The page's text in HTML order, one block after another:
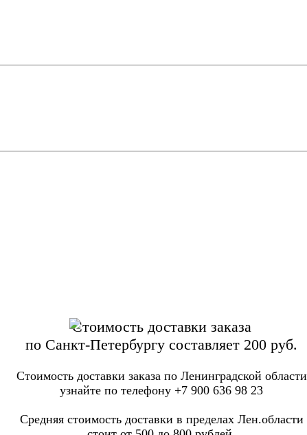
Стоимость доставки заказа
по Санкт-Петербургу составляет 200 руб.
Стоимость доставки заказа по Ленинградской области
узнайте по телефону +7 900 636 98 23
Средняя стоимость доставки в пределах Лен.области